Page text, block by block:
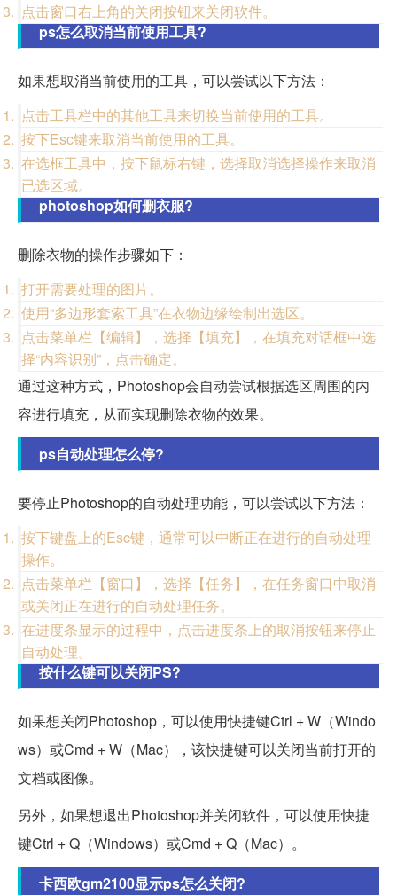
点击窗口右上角的关闭按钮来关闭软件。
ps怎么取消当前使用工具?
如果想取消当前使用的工具，可以尝试以下方法：
点击工具栏中的其他工具来切换当前使用的工具。
按下Esc键来取消当前使用的工具。
在选框工具中，按下鼠标右键，选择取消选择操作来取消
已选区域。
photoshop如何删衣服?
删除衣物的操作步骤如下：
打开需要处理的图片。
使用“多边形套索工具”在衣物边缘绘制出选区。
点击菜单栏【编辑】，选择【填充】，在填充对话框中选
择“内容识别”，点击确定。
通过这种方式，Photoshop会自动尝试根据选区周围的内
容进行填充，从而实现删除衣物的效果。
ps自动处理怎么停?
要停止Photoshop的自动处理功能，可以尝试以下方法：
按下键盘上的Esc键，通常可以中断正在进行的自动处理
操作。
点击菜单栏【窗口】，选择【任务】，在任务窗口中取消
或关闭正在进行的自动处理任务。
在进度条显示的过程中，点击进度条上的取消按钮来停止
自动处理。
按什么键可以关闭PS?
如果想关闭Photoshop，可以使用快捷键Ctrl + W（Windo
ws）或Cmd + W（Mac），该快捷键可以关闭当前打开的
文档或图像。
另外，如果想退出Photoshop并关闭软件，可以使用快捷
键Ctrl + Q（Windows）或Cmd + Q（Mac）。
卡西欧gm2100显示ps怎么关闭?